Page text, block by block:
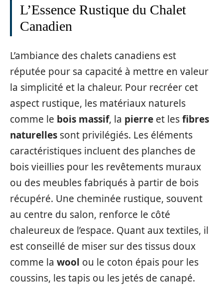
L’Essence Rustique du Chalet
Canadien
L’ambiance des chalets canadiens est
réputée pour sa capacité à mettre en valeur
la simplicité et la chaleur. Pour recréer cet
aspect rustique, les matériaux naturels
comme le bois massif, la pierre et lesfibres
naturelles sont privilégiés. Les éléments
caractéristiques incluent des planches de
bois vieillies pour les revêtements muraux
ou des meubles fabriqués à partir de bois
récupéré. Une cheminée rustique, souvent
au centre du salon, renforce le côté
chaleureux de l’espace. Quant aux textiles, il
est conseillé de miser sur des tissus doux
comme la wool ou le coton épais pour les
coussins, les tapis ou les jetés de canapé.